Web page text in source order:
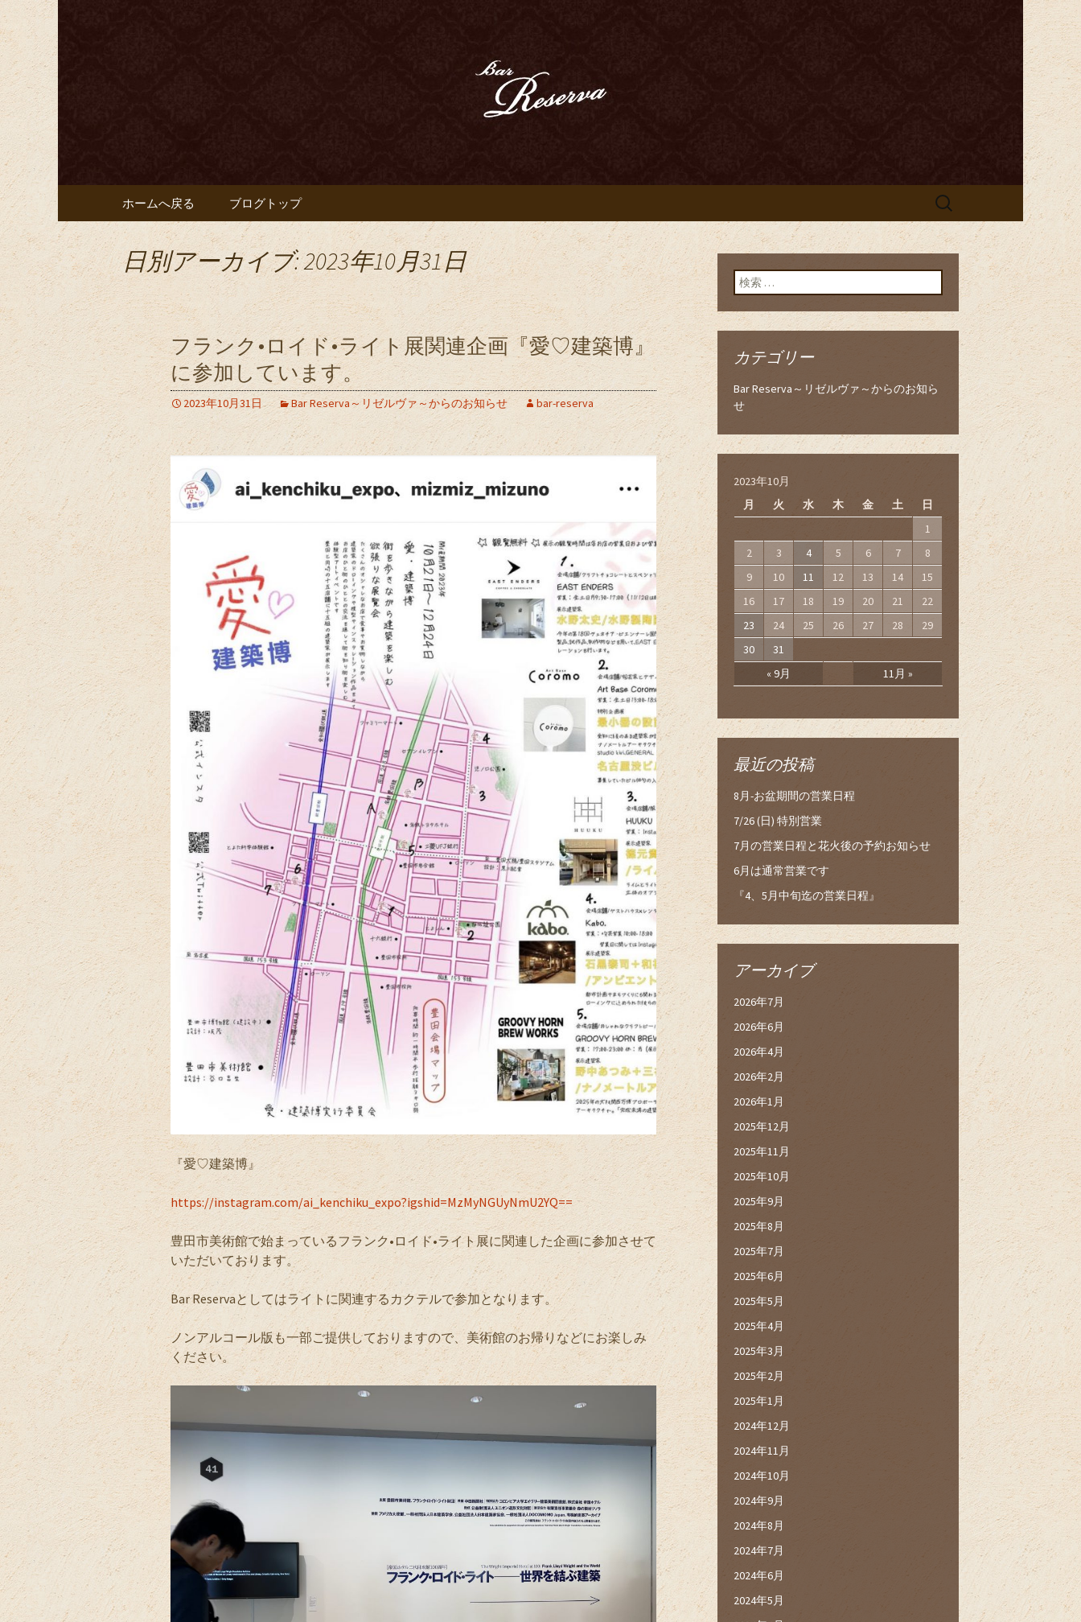
豊田市、豊田駅近くのオーセンティック
バー「Bar Reserva～リゼルヴァ～」の
コンテンツへ移動
ホームへ戻る ブログトップ
検
日別アーカイブ: 2023年10月31日
フランク•ロイド•ライト展関連企画『愛♡建築博』
に参加しています。
2023年10月31日 Bar Reserva～リゼルヴァ～からのお知らせ bar-reserva
『愛♡建築博』
https://instagram.com/ai_kenchiku_expo?igshid=MzMyNGUyNmU2YQ==
豊田市美術館で始まっているフランク•ロイド•ライト展に関連した企画に参加させて
いただいております。
Bar Reservaとしてはライトに関連するカクテルで参加となります。
ノンアルコール版も一部ご提供しておりますので、美術館のお帰りなどにお楽しみ
ください。
検索:
カテゴリー
Bar Reserva～リゼルヴァ～からのお知ら
せ
2023年10月
月
火 水 木 金 土 日
« 9月 11月 »
1
2
3 4 5 6 7
8
9
10 11 12 13 14
15
16
17 18 19 20 21
22
23
24 25 26 27 28
29
30
31
最近の投稿
8月-お盆期間の営業日程
7/26 (日) 特別営業
7月の営業日程と花火後の予約お知らせ
6月は通常営業です
『4、5月中旬迄の営業日程』
アーカイブ
2026年7月
2026年6月
2026年4月
2026年2月
2026年1月
2025年12月
2025年11月
2025年10月
2025年9月
2025年8月
2025年7月
2025年6月
2025年5月
2025年4月
2025年3月
2025年2月
2025年1月
2024年12月
2024年11月
2024年10月
2024年9月
2024年8月
2024年7月
2024年6月
2024年5月